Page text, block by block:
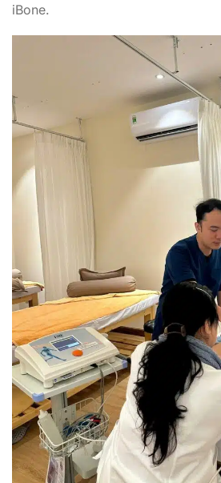
iBone.